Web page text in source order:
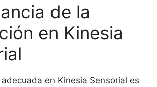
de la
en Kinesia
en Kinesia Sensorial es